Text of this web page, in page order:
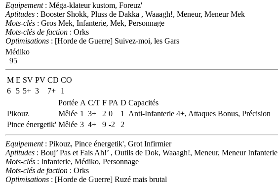
Equipement: Méga-klateur kustom, Foreuz'
Aptitudes : Booster Shokk, Pluss de Dakka , Waaagh!, Meneur, Meneur Mek
Mots-clés : Gros Mek, Infanterie, Mek, Personnage
Mots-clés de faction : Orks
Optimisations : [Horde de Guerre] Suivez-moi, les Gars
Médiko
95
M E SV PV CD CO
6
5 5+ 3 7+
1
Portée A C/T F PA D Capacités
Pikouz
Mêlée 1 3+ 2 0 1
Anti-Infanterie 4+, Attaques Bonus, Précision
Pince énergetik' Mêlée 3 4+ 9 -2 2
Equipement: Pikouz, Pince énergetik', Grot Infirmier
Aptitudes : Bouj’ Pas et Fais Ah!’ , Outils de Dok, Waaagh!, Meneur, Meneur Infanterie
Mots-clés : Infanterie, Médiko, Personnage
Mots-clés de faction : Orks
Optimisations : [Horde de Guerre] Ruzé mais brutal